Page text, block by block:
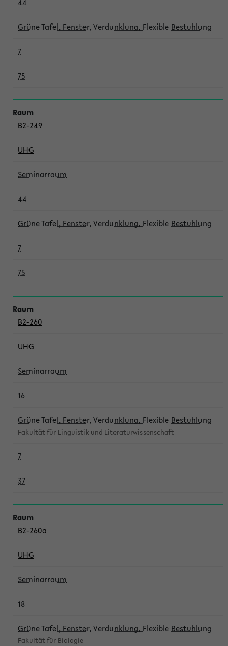
Grüne Tafel, Fenster, Verdunklung, Flexible Bestuhlung
7
75
B2-249
UHG
Seminarraum
44
Grüne Tafel, Fenster, Verdunklung, Flexible Bestuhlung
7
75
B2-260
UHG
Seminarraum
16
Grüne Tafel, Fenster, Verdunklung, Flexible Bestuhlung
Fakultät für Linguistik und Literaturwissenschaft
7
37
B2-260a
UHG
Seminarraum
18
Grüne Tafel, Fenster, Verdunklung, Flexible Bestuhlung
Fakultät für Biologie